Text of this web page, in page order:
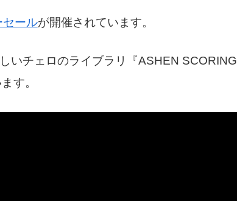
セールが開催されています。
いチェロのライブラリ『ASHEN SCORING
す。